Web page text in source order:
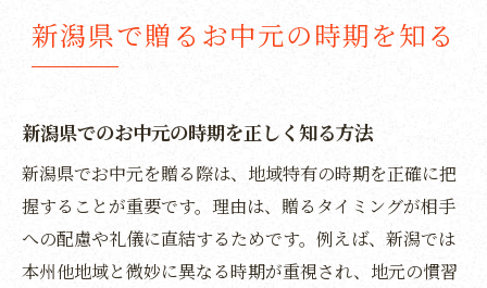
新潟県の習慣をふまえたお中元選びのコツ
お中元のマナーと新潟県ならではの極意
お中元選びで大切にしたい新潟の習慣
お中元を選ぶ際の新潟県独自の工夫ポイン
ト
新潟の伝統とともに贈るお中元の選択術
新潟県で贈るお中元の時期を知る
新潟県でのお中元の時期を正しく知る方法
新潟県でお中元を贈る際は、地域特有の時期を正確に把
握することが重要です。理由は、贈るタイミングが相手
への配慮や礼儀に直結するためです。例えば、新潟では
本州他地域と微妙に異なる時期が重視され、地元の慣習